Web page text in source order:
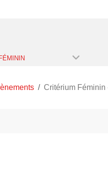
Critérium Féminin